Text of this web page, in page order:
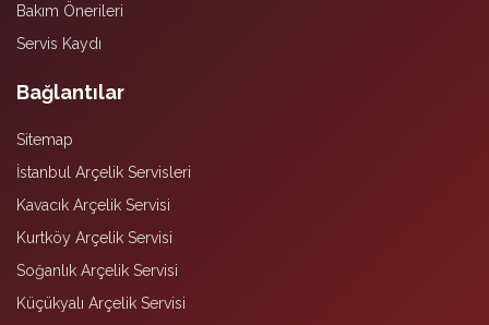
Bakım Önerileri
Servis Kaydı
Bağlantılar
Sitemap
İstanbul Arçelik Servisleri
Kavacık Arçelik Servisi
Kurtköy Arçelik Servisi
Soğanlık Arçelik Servisi
Küçükyalı Arçelik Servisi